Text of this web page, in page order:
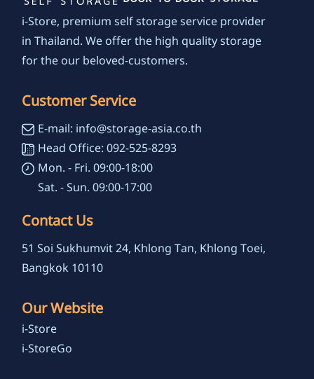
i-Store, premium self storage service provider
in Thailand. We offer the high quality storage
for the our beloved-customers.
Customer Service
E-mail: info@storage-asia.co.th
Head Office: 092-525-8293
Mon. - Fri. 09:00-18:00
Sat. - Sun. 09:00-17:00
Contact Us
51 Soi Sukhumvit 24, Khlong Tan, Khlong Toei,
Bangkok 10110
Our Website
i-Store
i-StoreGo